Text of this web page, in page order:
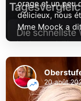
orage et un
délicieux, nous
Mme Moock a
20 août